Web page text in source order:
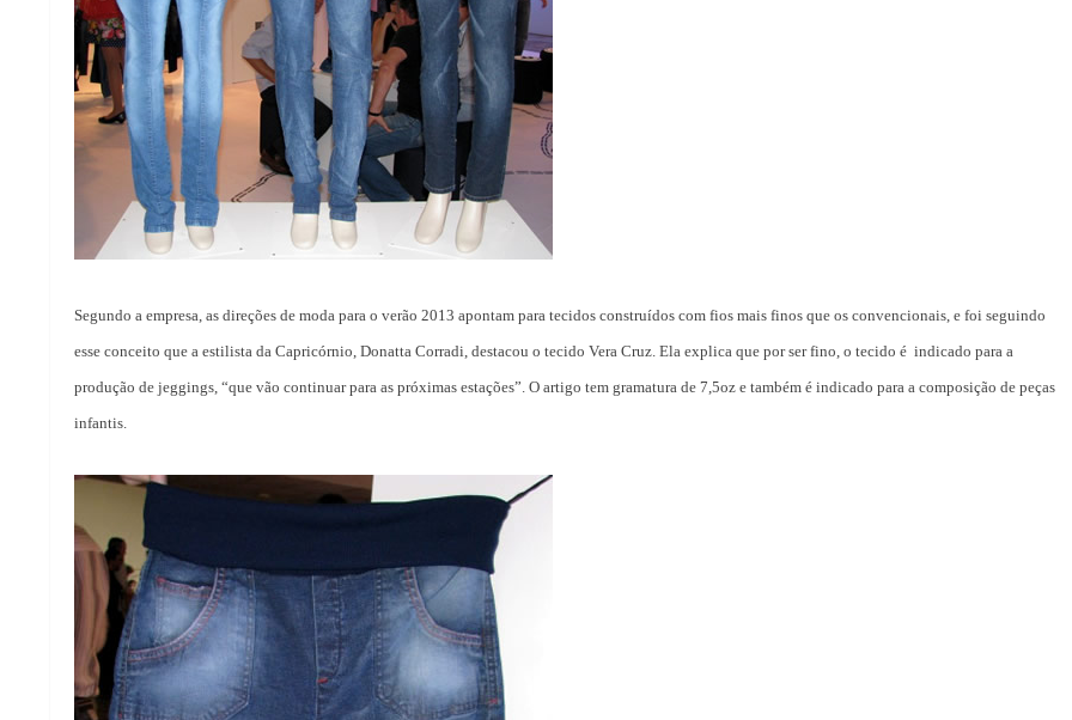
Segundo a empresa, as direções de moda para o verão 2013 apontam para tecidos construídos com fios mais finos que os convencionais, e foi seguindo
esse conceito que a estilista da Capricórnio, Donatta Corradi, destacou o tecido Vera Cruz. Ela explica que por ser fino, o tecido é indicado para a
produção de jeggings, “que vão continuar para as próximas estações”. O artigo tem gramatura de 7,5oz e também é indicado para a composição de peças
infantis.